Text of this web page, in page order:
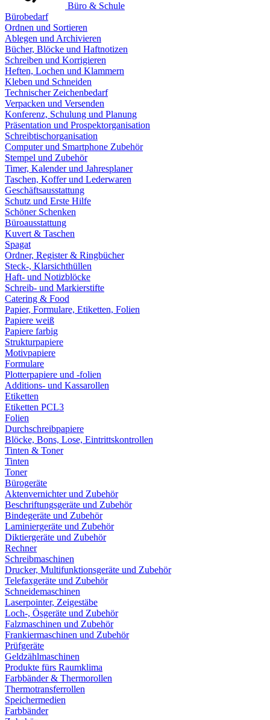
Büro & Schule
Bürobedarf
Ordnen und Sortieren
Ablegen und Archivieren
Bücher, Blöcke und Haftnotizen
Schreiben und Korrigieren
Heften, Lochen und Klammern
Kleben und Schneiden
Technischer Zeichenbedarf
Verpacken und Versenden
Konferenz, Schulung und Planung
Präsentation und Prospektorganisation
Schreibtischorganisation
Computer und Smartphone Zubehör
Stempel und Zubehör
Timer, Kalender und Jahresplaner
Taschen, Koffer und Lederwaren
Geschäftsausstattung
Schutz und Erste Hilfe
Schöner Schenken
Büroausstattung
Kuvert & Taschen
Spagat
Ordner, Register & Ringbücher
Steck-, Klarsichthüllen
Haft- und Notizblöcke
Schreib- und Markierstifte
Catering & Food
Papier, Formulare, Etiketten, Folien
Papiere weiß
Papiere farbig
Strukturpapiere
Motivpapiere
Formulare
Plotterpapiere und -folien
Additions- und Kassarollen
Etiketten
Etiketten PCL3
Folien
Durchschreibpapiere
Blöcke, Bons, Lose, Eintrittskontrollen
Tinten & Toner
Tinten
Toner
Bürogeräte
Aktenvernichter und Zubehör
Beschriftungsgeräte und Zubehör
Bindegeräte und Zubehör
Laminiergeräte und Zubehör
Diktiergeräte und Zubehör
Rechner
Schreibmaschinen
Drucker, Multifunktionsgeräte und Zubehör
Telefaxgeräte und Zubehör
Schneidemaschinen
Laserpointer, Zeigestäbe
Loch-, Ösgeräte und Zubehör
Falzmaschinen und Zubehör
Frankiermaschinen und Zubehör
Prüfgeräte
Geldzählmaschinen
Produkte fürs Raumklima
Farbbänder & Thermorollen
Thermotransferrollen
Speichermedien
Farbbänder